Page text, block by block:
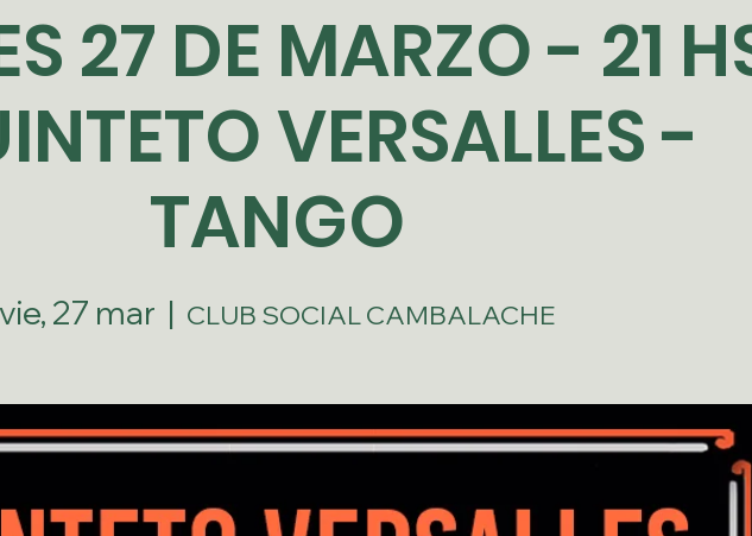
27 DE MARZO - 21
VERSALLES -
TANGO
vie, 27 mar
  |
CLUB SOCIAL CAMBALACHE